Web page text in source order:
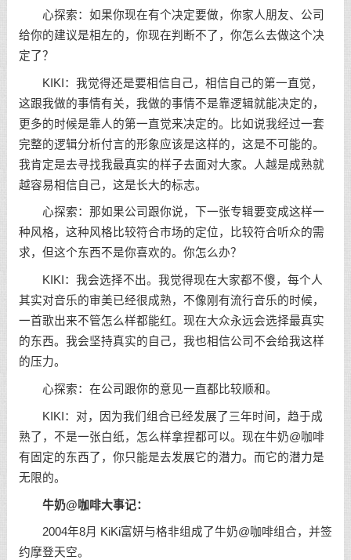
心探索：如果你现在有个决定要做，你家人朋友、公司
给你的建议是相左的，你现在判断不了，你怎么去做这个决
定了？
KIKI：我觉得还是要相信自己，相信自己的第一直觉，
这跟我做的事情有关，我做的事情不是靠逻辑就能决定的，
更多的时候是靠人的第一直觉来决定的。比如说我经过一套
完整的逻辑分析付言的形象应该是这样的，这是不可能的。
我肯定是去寻找我最真实的样子去面对大家。人越是成熟就
越容易相信自己，这是长大的标志。
心探索：那如果公司跟你说，下一张专辑要变成这样一
种风格，这种风格比较符合市场的定位，比较符合听众的需
求，但这个东西不是你喜欢的。你怎么办？
KIKI：我会选择不出。我觉得现在大家都不傻，每个人
其实对音乐的审美已经很成熟，不像刚有流行音乐的时候，
一首歌出来不管怎么样都能红。现在大众永远会选择最真实
的东西。我会坚持真实的自己，我也相信公司不会给我这样
的压力。
心探索：在公司跟你的意见一直都比较顺和。
KIKI：对，因为我们组合已经发展了三年时间，趋于成
熟了，不是一张白纸，怎么样拿捏都可以。现在牛奶@咖啡
有固定的东西了，你只能是去发展它的潜力。而它的潜力是
无限的。
牛奶@咖啡大事记：
2004年8月 KiKi富妍与格非组成了牛奶@咖啡组合，并签
约摩登天空。